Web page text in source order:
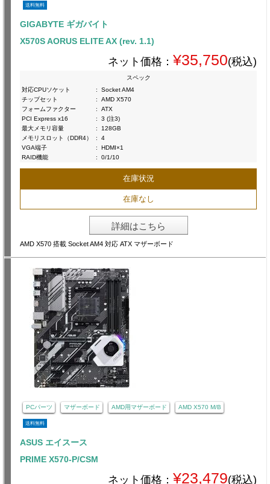
送料無料
GIGABYTE ギガバイト
X570S AORUS ELITE AX (rev. 1.1)
ネット価格： ¥35,750(税込)
スペック
対応CPUソケット
:
Socket AM4
チップセット
:
AMD X570
フォームファクター
:
ATX
PCI Express x16
:
3 (注3)
最大メモリ容量
:
128GB
メモリスロット（DDR4）
:
4
VGA端子
:
HDMI×1
RAID機能
: 0/1/10
在庫状況
在庫なし
詳細はこちら
AMD X570 搭載 Socket AM4 対応 ATX マザーボード
PCパーツ マザーボード AMD用マザーボード AMD X570 M/B
送料無料
ASUS エイスース
PRIME X570-P/CSM
ネット価格： ¥23,479(税込)